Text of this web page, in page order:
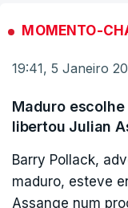
MOMENTO-
19:41, 5 Janeiro
Maduro
libertou Julian
Barry Pollack,
maduro, esteve
Assange num